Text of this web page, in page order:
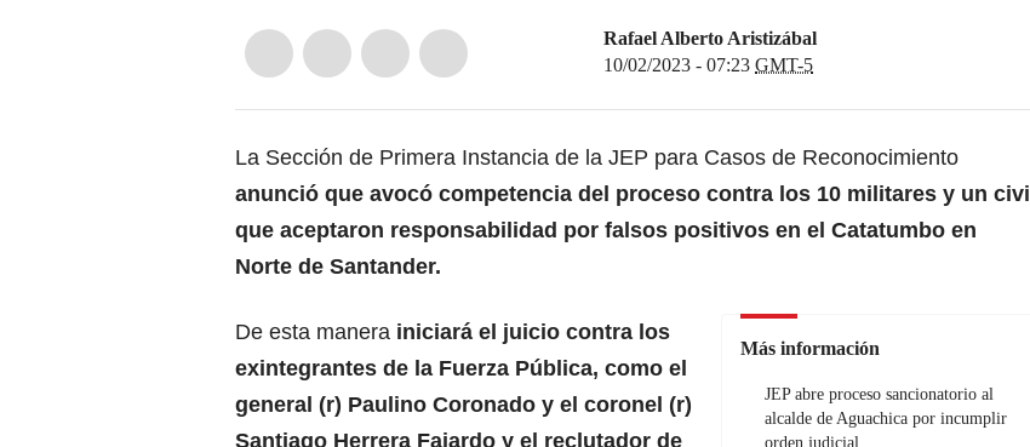
Rafael Alberto Aristizábal
10/02/2023 - 07:23 GMT-5
La Sección de Primera Instancia de la JEP para Casos de Reconocimiento
anunció que avocó competencia del proceso contra los 10 militares y un civil
que aceptaron responsabilidad por falsos positivos en el Catatumbo en
Norte de Santander.
Más información
JEP abre proceso sancionatorio al
alcalde de Aguachica por incumplir
orden judicial
De esta manera iniciará el juicio contra los
exintegrantes de la Fuerza Pública, como el
general (r) Paulino Coronado y el coronel (r)
Santiago Herrera Fajardo y el reclutador de